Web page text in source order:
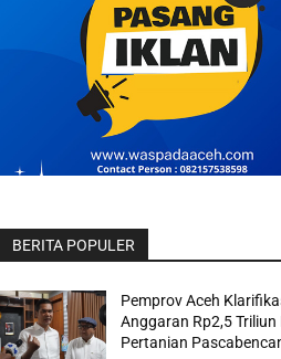
BERITA POPULER
Pemprov Aceh
Anggaran Rp2,5 Triliun
Pertanian